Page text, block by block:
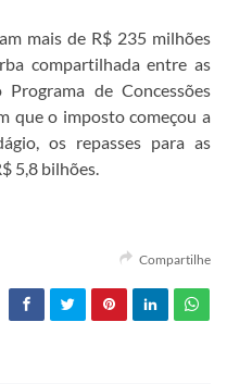
mais de R$ 235 milhões
compartilhada entre as
de Concessões
que o imposto começou a
os repasses para as
5,8 bilhões.
Compartilhe